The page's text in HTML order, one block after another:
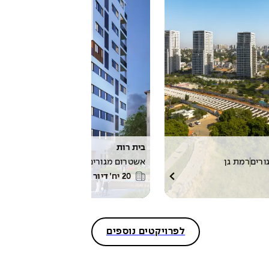
רמת גן
בית רות
אשטרום מגורים
20 יח׳ דיור
לפרויקטים נוספים